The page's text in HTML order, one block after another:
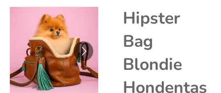
hoofdinhoud
Hipster
Bag
Blondie
Hondentas